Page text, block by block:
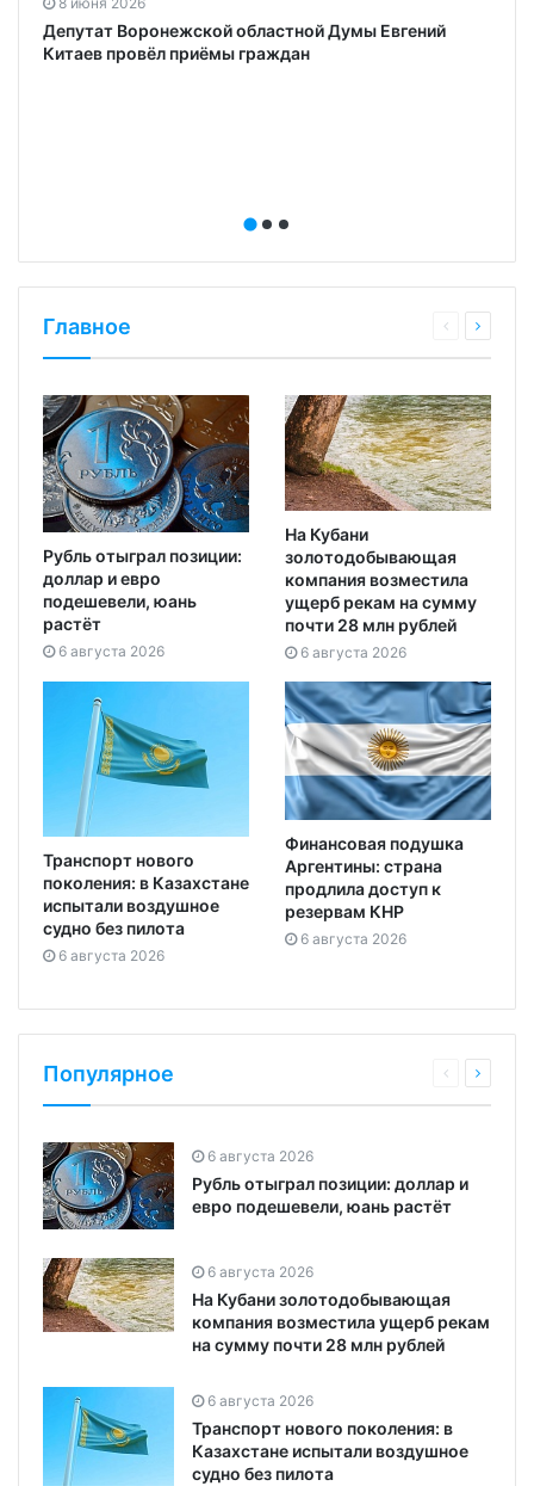
Депутат Воронежской областной Думы Евгений
Китаев провёл приёмы граждан
Главное
Рубль отыграл позиции:
доллар и евро
подешевели, юань
растёт
6 августа 2026
На Кубани
золотодобывающая
компания возместила
ущерб рекам на сумму
почти 28 млн рублей
6 августа 2026
Транспорт нового
поколения: в Казахстане
испытали воздушное
судно без пилота
6 августа 2026
Финансовая подушка
Аргентины: страна
продлила доступ к
резервам КНР
6 августа 2026
Популярное
6 августа 2026
Рубль отыграл позиции: доллар и
евро подешевели, юань растёт
6 августа 2026
На Кубани золотодобывающая
компания возместила ущерб рекам
на сумму почти 28 млн рублей
6 августа 2026
Транспорт нового поколения: в
Казахстане испытали воздушное
судно без пилота